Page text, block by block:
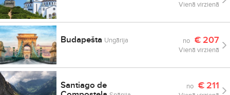
Vienā virzienā
Budapešta Ungārija no € 207
Vienā virzienā
Santiago de
no € 211